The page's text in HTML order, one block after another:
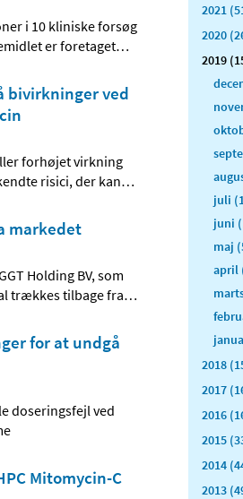
i 10 kliniske forsøg
er foretaget…
bivirkninger ved
forhøjet virkning
risici, der kan…
markedet
Holding BV, som
trækkes tilbage fra…
for at undgå
doseringsfejl ved
Mitomycin-C
2021
2020
2019
juli
juni
maj
april
2018
2017
2016
2015
2014
2013